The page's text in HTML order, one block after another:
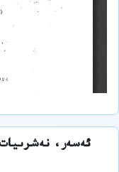
ئەسەر،